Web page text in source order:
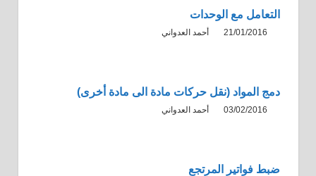
التعامل مع الوحدات
21/01/2016 أحمد العدواني
دمج المواد (نقل حركات مادة الى مادة أخرى)
03/02/2016 أحمد العدواني
ضبط فواتير المرتجع